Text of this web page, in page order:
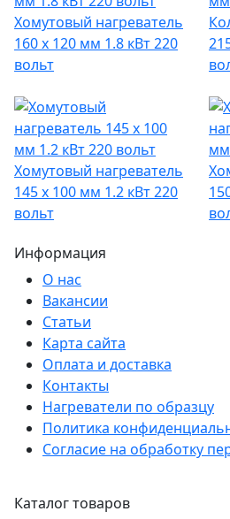
Хомутовый нагреватель
160 х 120 мм 1.8 кВт 220
вольт
Хомутовый нагреватель
145 х 100 мм 1.2 кВт 220
вольт
Информация
О нас
Вакансии
Статьи
Карта сайта
Оплата и доставка
Контакты
Нагреватели по образцу
Политика
Согласие на обработку
Каталог товаров